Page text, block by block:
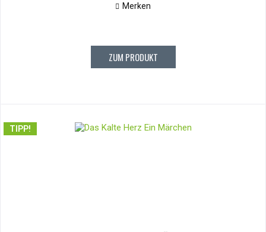
Merken
ZUM PRODUKT
TIPP!